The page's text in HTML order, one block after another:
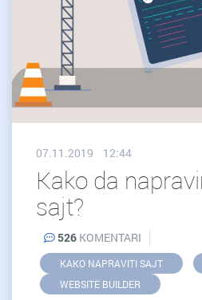
07.11.2019 12:44
Kako da
sajt?
526 KOMENTARI
KAKO NAPRAVITI SAJT
WEBSITE BUILDER